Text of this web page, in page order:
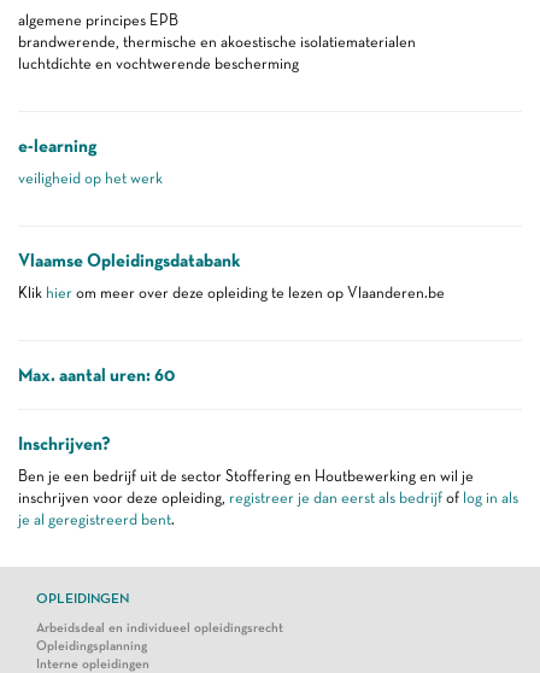
algemene principes EPB
brandwerende, thermische en akoestische isolatiematerialen
luchtdichte en vochtwerende bescherming
e-learning
veiligheid op het werk
Vlaamse Opleidingsdatabank
Klik hier om meer over deze opleiding te lezen op Vlaanderen.be
Max. aantal uren: 60
Inschrijven?
Ben je een bedrijf uit de sector Stoffering en Houtbewerking en wil je
inschrijven voor deze opleiding, registreer je dan eerst als bedrijf of log in als
je al geregistreerd bent.
OPLEIDINGEN
Arbeidsdeal en individueel opleidingsrecht
Opleidingsplanning
Interne opleidingen